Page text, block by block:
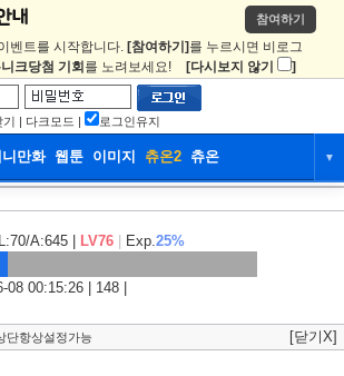
참여하기
벤트를 시작합니다. [참여하기] 를 누르시면 비로그
크당첨 기회 를 노려보세요! [다시보지 않기 ]
기 | 다크모드 | 로그인유지
만화 웹툰 이미지 츄온2 츄온 ▼
이미지 츄온2
A:645 | LV76 Exp.25%
08 00:15:26 | 148 |
단항상설정가능 [닫기X]